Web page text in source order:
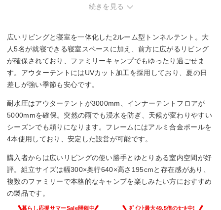
続きを見る
広いリビングと寝室を一体化した2ルーム型トンネルテント。大
人5名が就寝できる寝室スペースに加え、前方に広がるリビング
が確保されており、ファミリーキャンプでもゆったり過ごせま
す。アウターテントにはUVカット加工を採用しており、夏の日
差しが強い季節も安心です。
耐水圧はアウターテントが3000mm、インナーテントフロアが
5000mmを確保。突然の雨でも浸水を防ぎ、天候が変わりやすい
シーズンでも頼りになります。フレームにはアルミ合金ポールを
4本使用しており、安定した設営が可能です。
購入者からは広いリビングの使い勝手とゆとりある室内空間が好
評。組立サイズは幅300×奥行640×高さ195cmと存在感があり、
複数のファミリーで本格的なキャンプを楽しみたい方におすすめ
の製品です。